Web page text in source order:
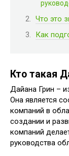
Что это
Как
Кто такая
Дайана Грин –
Она является
компаний в
создании и
компаний
руководства